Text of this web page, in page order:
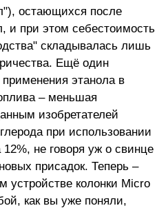
остающихся после
и при этом себестоимость
складывалась лишь
Ещё один
этанола в
– меньшая
изобретателей
при использовании
не говоря уж о свинце
присадок. Теперь –
устройстве колонки Micro
как вы уже поняли,